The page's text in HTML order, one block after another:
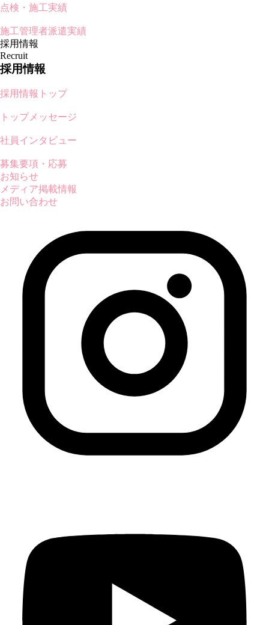
点検・施工実績
施工管理者派遣実績
採用情報
Recruit
採用情報
採用情報トップ
トップメッセージ
社員インタビュー
募集要項・応募
お知らせ
メディア掲載情報
お問い合わせ